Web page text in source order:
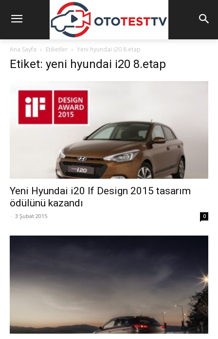
Ana Sayfa Etiketler Yeni hyundai i20 8.etap
Etiket: yeni hyundai i20 8.etap
Yeni Hyundai i20 If Design 2015 tasarım
ödülünü kazandı
- 3 Şubat 2015 0